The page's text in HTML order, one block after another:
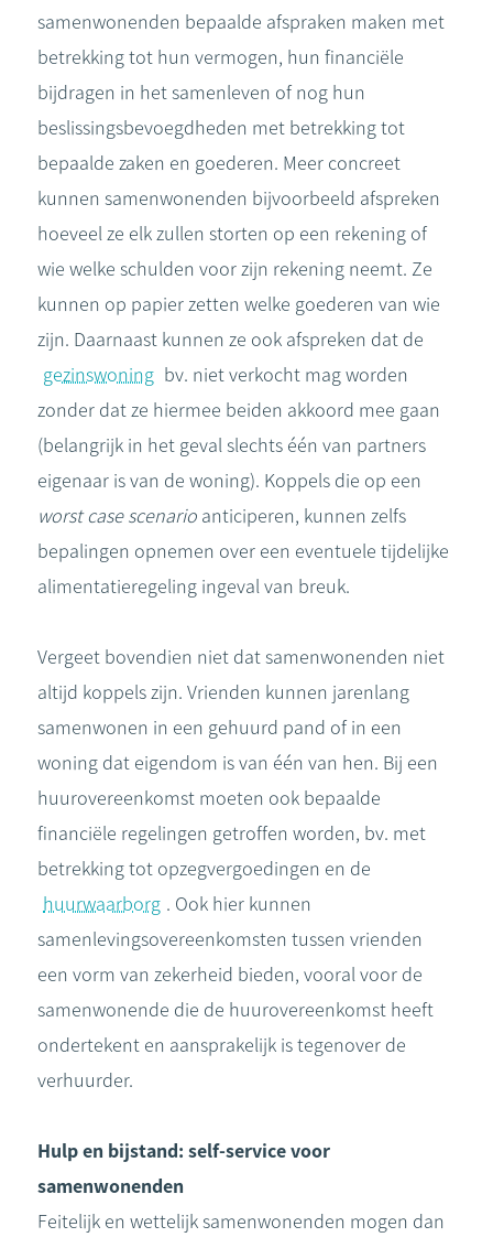
samenwonenden bepaalde afspraken maken met
betrekking tot hun vermogen, hun financiële
bijdragen in het samenleven of nog hun
beslissingsbevoegdheden met betrekking tot
bepaalde zaken en goederen. Meer concreet
kunnen samenwonenden bijvoorbeeld afspreken
hoeveel ze elk zullen storten op een rekening of
wie welke schulden voor zijn rekening neemt. Ze
kunnen op papier zetten welke goederen van wie
zijn. Daarnaast kunnen ze ook afspreken dat de
gezinswoning bv. niet verkocht mag worden
zonder dat ze hiermee beiden akkoord mee gaan
(belangrijk in het geval slechts één van partners
eigenaar is van de woning). Koppels die op een
worst case scenario anticiperen, kunnen zelfs
bepalingen opnemen over een eventuele tijdelijke
alimentatieregeling ingeval van breuk.
Vergeet bovendien niet dat samenwonenden niet
altijd koppels zijn. Vrienden kunnen jarenlang
samenwonen in een gehuurd pand of in een
woning dat eigendom is van één van hen. Bij een
huurovereenkomst moeten ook bepaalde
financiële regelingen getroffen worden, bv. met
betrekking tot opzegvergoedingen en de
huurwaarborg . Ook hier kunnen
samenlevingsovereenkomsten tussen vrienden
een vorm van zekerheid bieden, vooral voor de
samenwonende die de huurovereenkomst heeft
ondertekent en aansprakelijk is tegenover de
verhuurder.
Hulp en bijstand: self-service voor
samenwonenden
Feitelijk en wettelijk samenwonenden mogen dan